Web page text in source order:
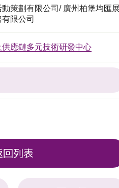
動策劃有限公司/ 廣州柏堡均匯
限公司
供應鏈多元技術研發中心
回列表